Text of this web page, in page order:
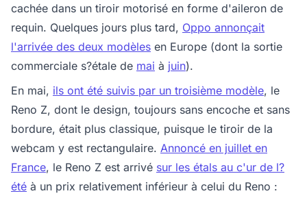
cachée dans un tiroir motorisé en forme d'aileron de
requin. Quelques jours plus tard, Oppo annonçait
l'arrivée des deux modèles en Europe (dont la sortie
commerciale s?étale de mai à juin).
En mai, ils ont été suivis par un troisième modèle, le
Reno Z, dont le design, toujours sans encoche et sans
bordure, était plus classique, puisque le tiroir de la
webcam y est rectangulaire. Annoncé en juillet en
France, le Reno Z est arrivé sur les étals au c'ur de l?
été à un prix relativement inférieur à celui du Reno :